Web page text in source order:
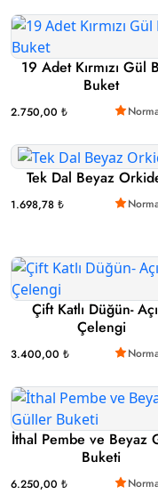
19 Adet Kırmızı Gül
Buket
2.750,00 ₺
Tek Dal Beyaz
1.698,78 ₺
Çift Katlı Düğün-
Çelengi
3.400,00 ₺
İthal Pembe ve Beyaz
Buketi
6.250,00 ₺